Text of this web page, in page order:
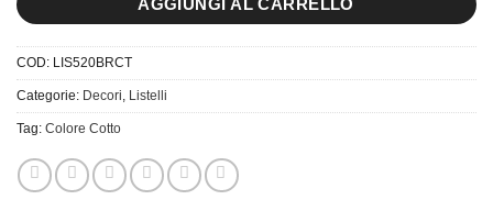
AGGIUNGI AL CARRELLO
COD: LIS520BRCT
Categorie: Decori Listelli
Tag: Colore Cotto